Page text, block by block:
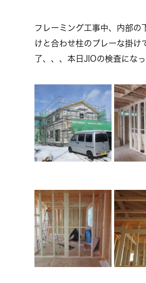
フレーミング工事中、内部の
けと合わせ柱のプレーな掛け
了、、、本日JIOの検査になっ